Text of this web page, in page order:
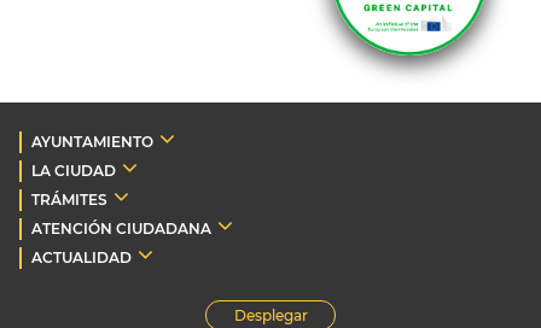
AYUNTAMIENTO
LA CIUDAD
TRÁMITES
ATENCIÓN CIUDADANA
ACTUALIDAD
Desplegar